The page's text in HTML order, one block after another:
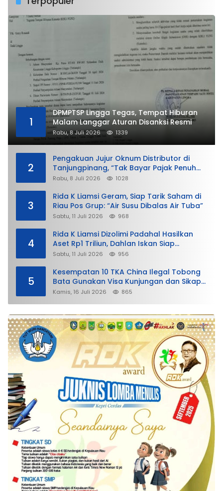
1
DPMPTSP Lingga Tegas, Tempat Hiburan
Malam Langgar Aturan Disanksi Resmi
Rabu, 8 Juli 2026 1339
2
Pengakuan Jujur Oknum Distributor di
Tanjungpinang, “Tak Bayar Pajak Penuh
demi Untung”
Rabu, 8 Juli 2026 1028
3
Rida K Liamsi Geram, Siap Tarik Saham di
Riau Pos Grup: “Air Susu Dibalas Air Tuba”
Sabtu, 11 Juli 2026 968
4
Rida K Liamsi Dizolimi Padahal Hasilkan
Aset Rp1 Triliun, Dahlan Iskan Siap
Membela
Sabtu, 11 Juli 2026 956
5
Kesempatan 10 TKA China Ilegal Tobong
Bata Gunakan Visa Kunjungan dan Sikap
Lunak Ditjen Imigrasi Kepri?
Kamis, 16 Juli 2026 865